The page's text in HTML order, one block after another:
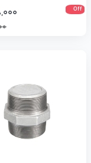
Off